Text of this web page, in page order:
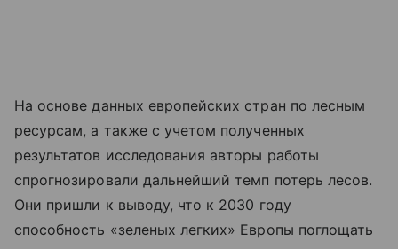
На основе данных европейских стран по лесным
ресурсам, а также с учетом полученных
результатов исследования авторы работы
спрогнозировали дальнейший темп потерь лесов.
Они пришли к выводу, что к 2030 году
способность «зеленых легких» Европы поглощать